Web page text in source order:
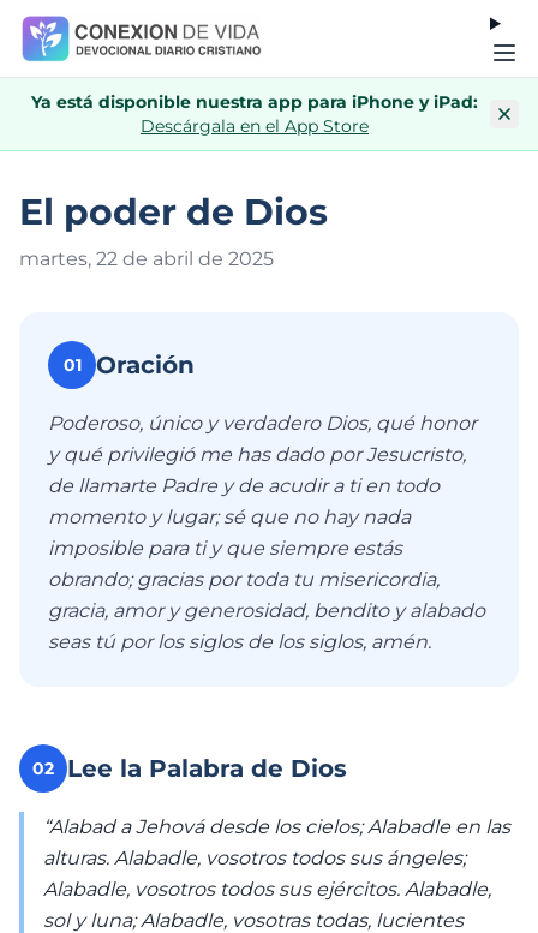
Ya está disponible nuestra app para iPhone y iPad:
Descárgala en el App Store
El poder de Dios
martes, 22 de abril de 2025
01 Oración
Poderoso, único y verdadero Dios, qué honor
y qué privilegió me has dado por Jesucristo,
de llamarte Padre y de acudir a ti en todo
momento y lugar; sé que no hay nada
imposible para ti y que siempre estás
obrando; gracias por toda tu misericordia,
gracia, amor y generosidad, bendito y alabado
seas tú por los siglos de los siglos, amén.
02 Lee la Palabra de Dios
“Alabad a Jehová desde los cielos; Alabadle en las
alturas. Alabadle, vosotros todos sus ángeles;
Alabadle, vosotros todos sus ejércitos. Alabadle,
sol y luna; Alabadle, vosotras todas, lucientes